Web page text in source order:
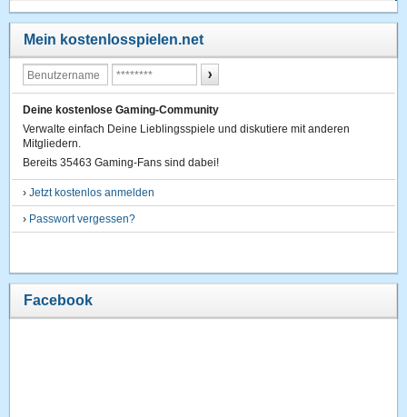
Mein kostenlosspielen.net
Deine kostenlose Gaming-Community
Verwalte einfach Deine Lieblingsspiele und diskutiere mit anderen
Mitgliedern.
Bereits 35463 Gaming-Fans sind dabei!
›Jetzt kostenlos anmelden
› Passwort vergessen?
Facebook